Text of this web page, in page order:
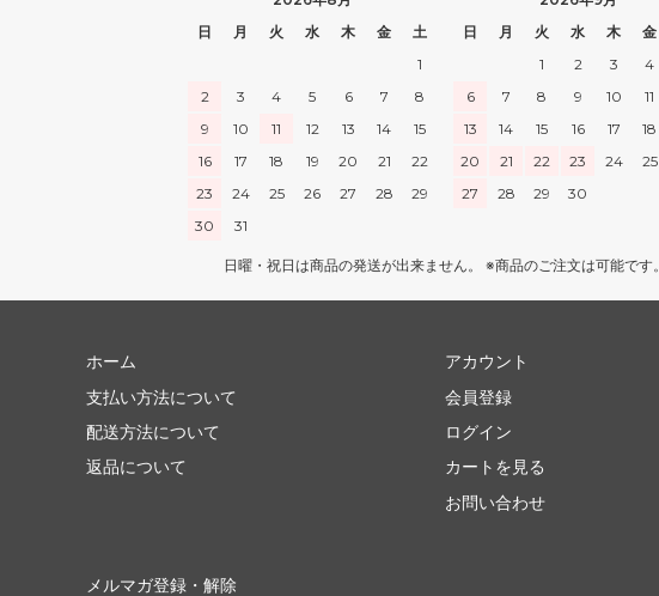
日
月 火 水 木 金
土
1
2
3 4 5 6 7
8
9
10 11 12 13 14
15
16
17 18 19 20 21
22
23
24 25 26 27 28
29
30
31
日
月 火 水 木 金
1
2 3 4
6
7 8 9 10 11
13
14 15 16 17 18
20
21 22 23 24 25
27
28 29 30
日曜・祝日は商品の発送が出来ません。 ※商品のご注文は可能です。
ホーム
支払い方法について
配送方法について
返品について
アカウント
会員登録
ログイン
カートを見る
お問い合わせ
メルマガ登録・解除